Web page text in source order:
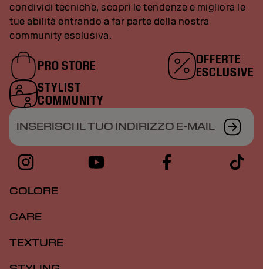
condividi tecniche, scopri le tendenze e migliora le
tue abilità entrando a far parte della nostra
community esclusiva.
PRO STORE
OFFERTE
ESCLUSIVE
STYLIST
COMMUNITY
INSERISCI IL TUO INDIRIZZO E-MAIL
COLORE
CARE
TEXTURE